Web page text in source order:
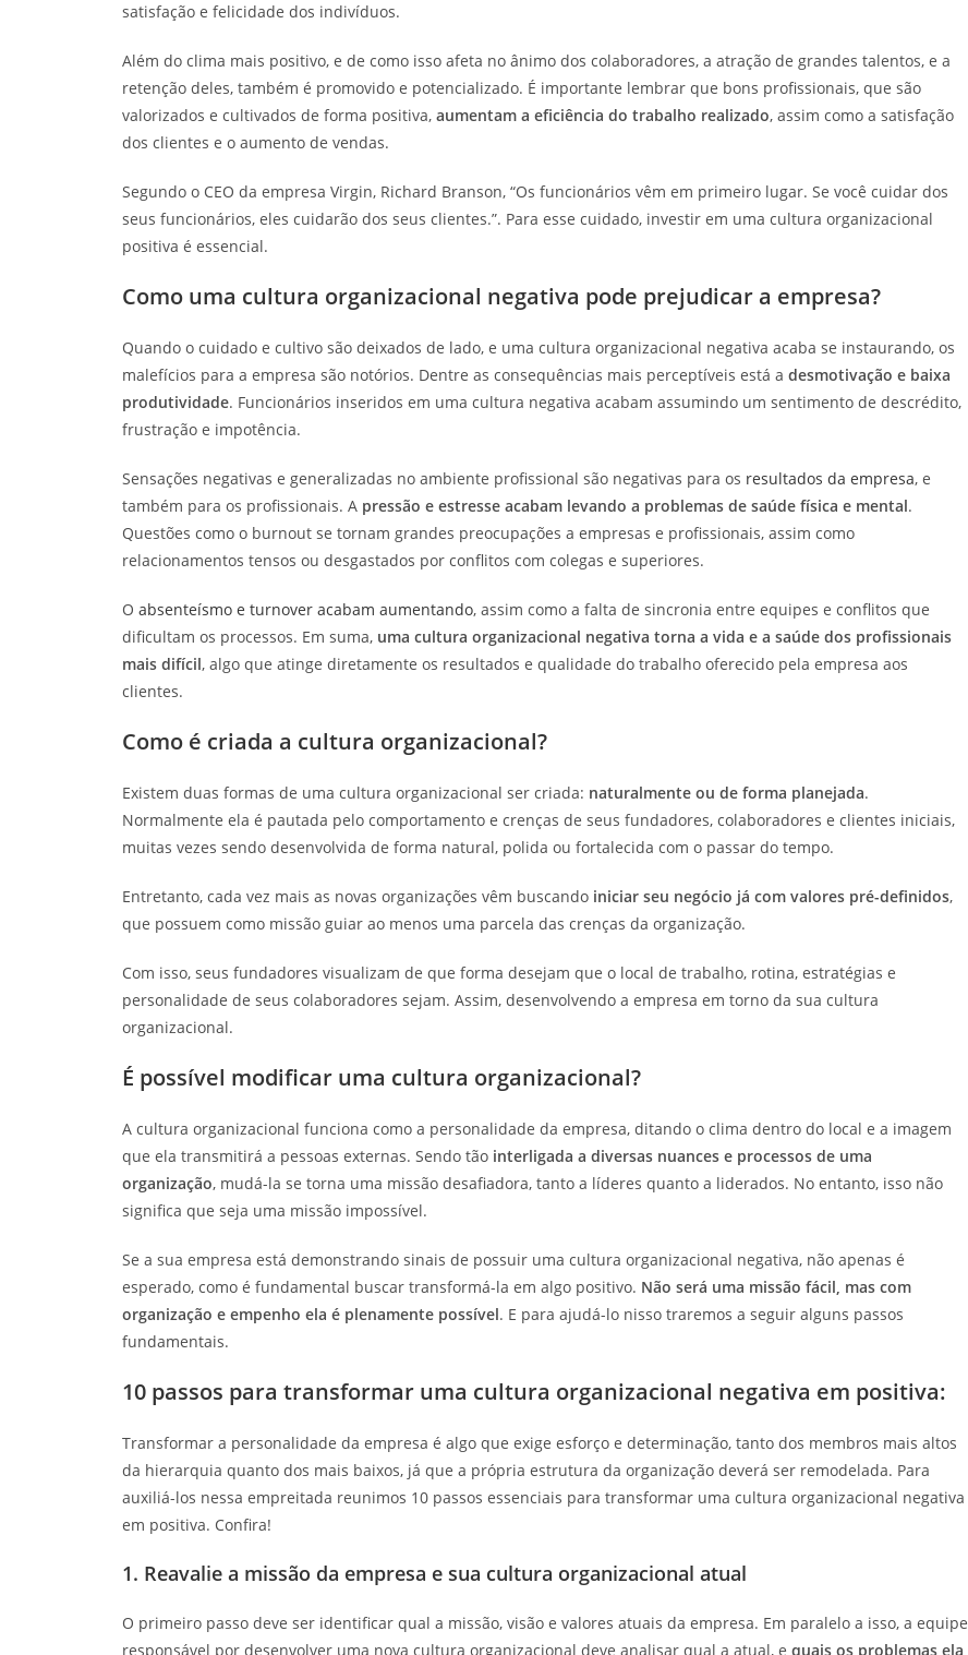
satisfação e felicidade dos indivíduos.
Além do clima mais positivo, e de como isso afeta no ânimo dos colaboradores, a atração de grandes talentos, e a
retenção deles, também é promovido e potencializado. É importante lembrar que bons profissionais, que são
valorizados e cultivados de forma positiva, aumentam a eficiência do trabalho realizado, assim como a satisfação
dos clientes e o aumento de vendas.
Segundo o CEO da empresa Virgin, Richard Branson, “Os funcionários vêm em primeiro lugar. Se você cuidar dos
seus funcionários, eles cuidarão dos seus clientes.”. Para esse cuidado, investir em uma cultura organizacional
positiva é essencial.
Como uma cultura organizacional negativa pode prejudicar a empresa?
Quando o cuidado e cultivo são deixados de lado, e uma cultura organizacional negativa acaba se instaurando, os
malefícios para a empresa são notórios. Dentre as consequências mais perceptíveis está a desmotivação e baixa
produtividade. Funcionários inseridos em uma cultura negativa acabam assumindo um sentimento de descrédito,
frustração e impotência.
Sensações negativas e generalizadas no ambiente profissional são negativas para os resultados da empresa, e
também para os profissionais. A pressão e estresse acabam levando a problemas de saúde física e mental.
Questões como o burnout se tornam grandes preocupações a empresas e profissionais, assim como
relacionamentos tensos ou desgastados por conflitos com colegas e superiores.
O absenteísmo e turnover acabam aumentando, assim como a falta de sincronia entre equipes e conflitos que
dificultam os processos. Em suma, uma cultura organizacional negativa torna a vida e a saúde dos profissionais
mais difícil, algo que atinge diretamente os resultados e qualidade do trabalho oferecido pela empresa aos
clientes.
Como é criada a cultura organizacional?
Existem duas formas de uma cultura organizacional ser criada: naturalmente ou de forma planejada.
Normalmente ela é pautada pelo comportamento e crenças de seus fundadores, colaboradores e clientes iniciais,
muitas vezes sendo desenvolvida de forma natural, polida ou fortalecida com o passar do tempo.
Entretanto, cada vez mais as novas organizações vêm buscando iniciar seu negócio já com valores pré-definidos,
que possuem como missão guiar ao menos uma parcela das crenças da organização.
Com isso, seus fundadores visualizam de que forma desejam que o local de trabalho, rotina, estratégias e
personalidade de seus colaboradores sejam. Assim, desenvolvendo a empresa em torno da sua cultura
organizacional.
É possível modificar uma cultura organizacional?
A cultura organizacional funciona como a personalidade da empresa, ditando o clima dentro do local e a imagem
que ela transmitirá a pessoas externas. Sendo tão interligada a diversas nuances e processos de uma
organização, mudá-la se torna uma missão desafiadora, tanto a líderes quanto a liderados. No entanto, isso não
significa que seja uma missão impossível.
Se a sua empresa está demonstrando sinais de possuir uma cultura organizacional negativa, não apenas é
esperado, como é fundamental buscar transformá-la em algo positivo. Não será uma missão fácil, mas com
organização e empenho ela é plenamente possível. E para ajudá-lo nisso traremos a seguir alguns passos
fundamentais.
10 passos para transformar uma cultura organizacional negativa em positiva:
Transformar a personalidade da empresa é algo que exige esforço e determinação, tanto dos membros mais altos
da hierarquia quanto dos mais baixos, já que a própria estrutura da organização deverá ser remodelada. Para
auxiliá-los nessa empreitada reunimos 10 passos essenciais para transformar uma cultura organizacional negativa
em positiva. Confira!
1. Reavalie a missão da empresa e sua cultura organizacional atual
O primeiro passo deve ser identificar qual a missão, visão e valores atuais da empresa. Em paralelo a isso, a equipe
responsável por desenvolver uma nova cultura organizacional deve analisar qual a atual, e quais os problemas ela